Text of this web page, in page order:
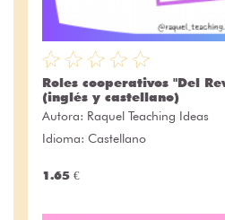
Roles cooperativos "Del
(inglés y castellano)
Autora: Raquel Teaching Ideas
Idioma: Castellano
1.65 €